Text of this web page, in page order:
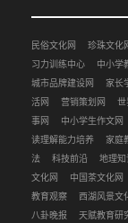
民俗文化网 珍珠文化
习力训练中心
中小学
城市品牌建设网
家长
活网
营销策划网 世
事网
中小学生作文网
读理解能力培养
家庭
法
科技前沿 地理知
文化网
中国茶文化网
教育观察
西湖风景文
八卦晚报
天赋教育研